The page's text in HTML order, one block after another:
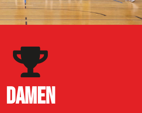
DAMEN